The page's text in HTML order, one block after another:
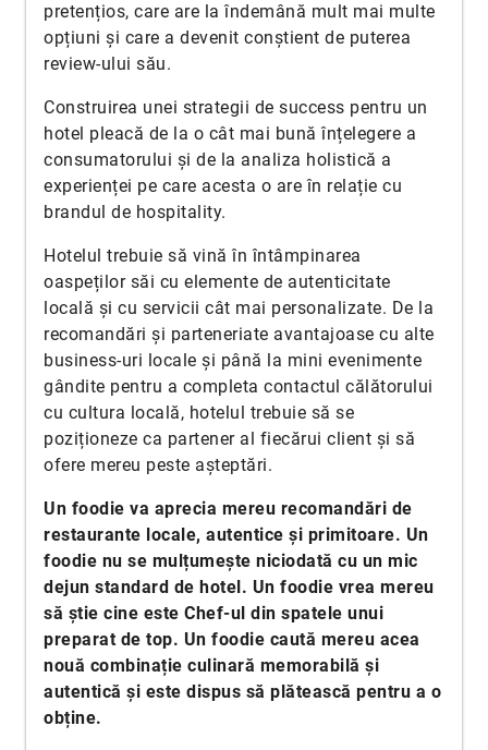
pretențios, care are la îndemână mult mai multe
opțiuni și care a devenit conștient de puterea
review-ului său.
Construirea unei strategii de success pentru un
hotel pleacă de la o cât mai bună înțelegere a
consumatorului și de la analiza holistică a
experienței pe care acesta o are în relație cu
brandul de hospitality.
Hotelul trebuie să vină în întâmpinarea
oaspeților săi cu elemente de autenticitate
locală și cu servicii cât mai personalizate. De la
recomandări și parteneriate avantajoase cu alte
business-uri locale și până la mini evenimente
gândite pentru a completa contactul călătorului
cu cultura locală, hotelul trebuie să se
poziționeze ca partener al fiecărui client și să
ofere mereu peste așteptări.
Un foodie va aprecia mereu recomandări de
restaurante locale, autentice și primitoare. Un
foodie nu se mulțumește niciodată cu un mic
dejun standard de hotel. Un foodie vrea mereu
să știe cine este Chef-ul din spatele unui
preparat de top. Un foodie caută mereu acea
nouă combinație culinară memorabilă și
autentică și este dispus să plătească pentru a o
obține.